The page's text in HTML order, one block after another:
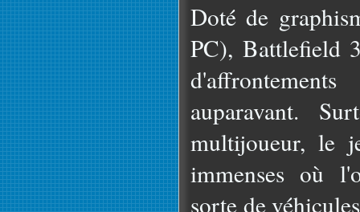
Doté de
PC), Battlefield
auparavant.
multijoueur, le
immenses où
sorte de